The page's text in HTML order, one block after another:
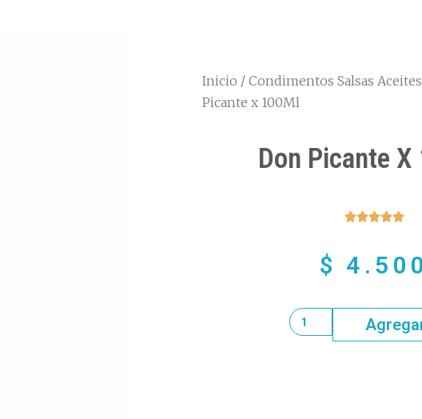
Inicio / Condimentos Salsas
Picante x 100Ml
Don Picante

$ 4.500